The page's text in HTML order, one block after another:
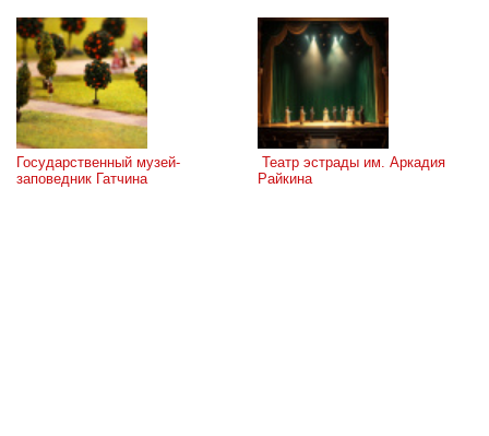
Государственный музей-
заповедник Гатчина
Райкина